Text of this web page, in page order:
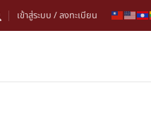
เข้าสู่ระบบ / ลงทะเบียน